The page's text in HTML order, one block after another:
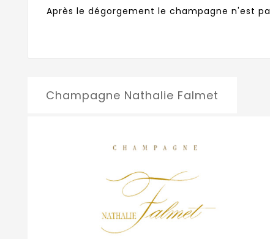
Après le dégorgement le champagne n'est
Champagne Nathalie Falmet